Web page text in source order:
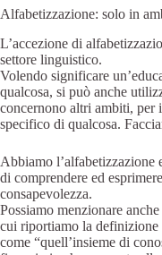
Alfabetizzazione: solo in
L’accezione di
settore linguistico.
Volendo significare
qualcosa, si può anche
concernono altri ambiti, per
specifico di qualcosa.
Abbiamo l’alfabetizzazione
di comprendere ed
consapevolezza.
Possiamo menzionare anche
cui riportiamo la definizione
come “quell’insieme di